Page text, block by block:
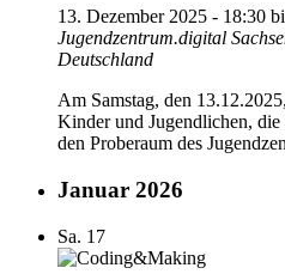
13. Dezember 2025 - 18:30
Jugendzentrum.digital
Deutschland
Am Samstag, den
Kinder und Jugendlichen,
den Proberaum des
Januar 2026
Sa. 17